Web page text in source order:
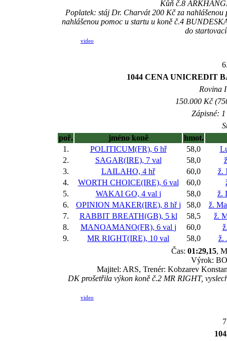
Kůň č.8
Poplatek: stáj Dr. Charvát 200 Kč za
nahlášenou pomoc u startu u koně č.4
do
video
1044 CENA UNICREDIT
Rovina
150.000 Kč
Zápisné:
poř.
jméno koně
hmot.
1.
POLITICUM(FR), 6 hř 58,0
2.
SAGAR(IRE), 7 val 58,0
3.
LAILAHO, 4 hř 60,0
ž.
4.
WORTH CHOICE(IRE), 6 val 60,0
5.
WAKAI GO, 4 val j 58,0
ž.
6.
OPINION MAKER(IRE), 8 hřj 58,0
ž.
7.
RABBIT BREATH(GB), 5 kl 58,5
ž.
8.
MANOAMANO(FR), 6 val j 60,0
9.
MR RIGHT(IRE), 10 val 58,0
ž.
Čas: 01:29,15,
Výrok:
Majitel: ARS, Trenér: Kobzarev
DK prošetřila výkon koně č.2 MR RIGHT,
video